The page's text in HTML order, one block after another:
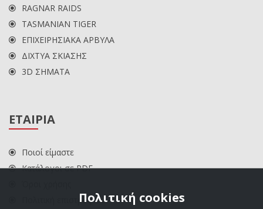
RAGNAR RAIDS
TASMANIAN TIGER
ΕΠΙΧΕΙΡΗΣΙΑΚΑ ΑΡΒΥΛΑ
ΔΙΧΤΥΑ ΣΚΙΑΣΗΣ
3D ΣΗΜΑΤΑ
ΕΤΑΙΡΙΑ
Ποιοί είμαστε
Κατάλογοι σε PDF
Πολιτική επιστροφώνΠολιτική cookies